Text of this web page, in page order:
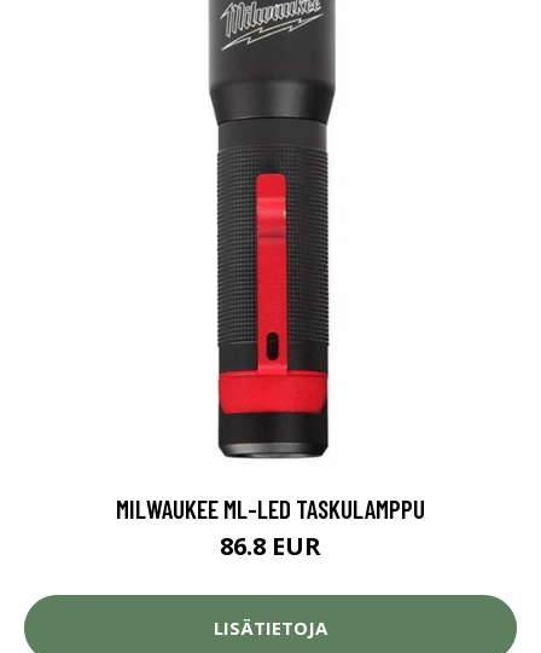
MILWAUKEE ML-LED TASKULAMPPU
86.8 EUR
LISÄTIETOJA